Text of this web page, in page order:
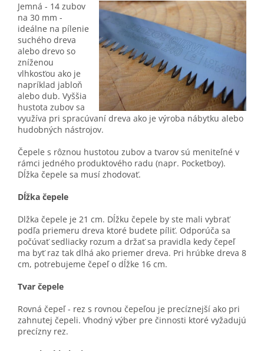
Jemná - 14 zubov
na 30 mm -
ideálne na pílenie
suchého dreva
alebo drevo so
zníženou
vlhkosťou ako je
napríklad jabloň
alebo dub. Vyššia
hustota zubov sa
využíva pri spracúvaní dreva ako je výroba nábytku alebo
hudobných nástrojov.
Čepele s rôznou hustotou zubov a tvarov sú meniteľné v
rámci jedného produktového radu (napr. Pocketboy).
Dĺžka čepele sa musí zhodovať.
Dĺžka čepele
Dlžka čepele je 21 cm. Dĺžku čepele by ste mali vybrať
podľa priemeru dreva ktoré budete píliť. Odporúča sa
počúvať sedliacky rozum a držať sa pravidla kedy čepeľ
ma byť raz tak dlhá ako priemer dreva. Pri hrúbke dreva 8
cm, potrebujeme čepeľ o dĺžke 16 cm.
Tvar čepele
Rovná čepeľ - rez s rovnou čepeľou je precíznejší ako pri
zahnutej čepeli. Vhodný výber pre činnosti ktoré vyžadujú
precízny rez.